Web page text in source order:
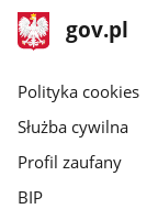
stopka
gov.pl
Strona
gov.pl
gov.pl
Polityka cookies
Służba cywilna
Profil zaufany
BIP